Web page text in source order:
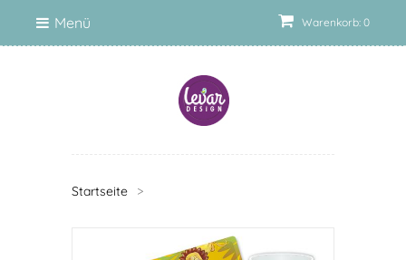
Warenkorb: 0
Menü
Startseite >